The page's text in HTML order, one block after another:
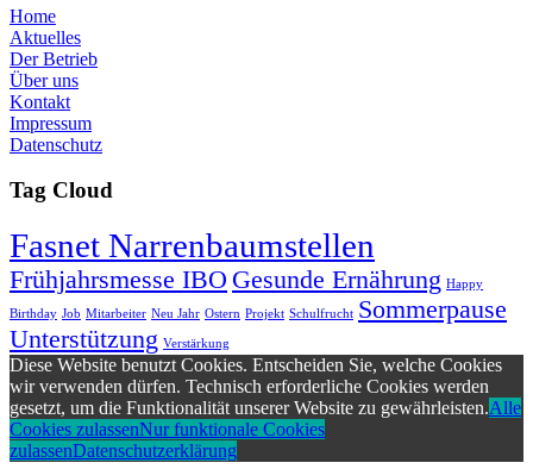
Home
Aktuelles
Der Betrieb
Über uns
Kontakt
Impressum
Datenschutz
Tag Cloud
Fasnet Narrenbaumstellen
Frühjahrsmesse IBO Gesunde Ernährung Happy
Birthday Job Mitarbeiter Neu Jahr Ostern Projekt Schulfrucht Sommerpause
Unterstützung Verstärkung
Diese Website benutzt Cookies. Entscheiden Sie, welche Cookies
wir verwenden dürfen. Technisch erforderliche Cookies werden
gesetzt, um die Funktionalität unserer Website zu gewährleisten.Alle
Cookies zulassenNur funktionale Cookies
zulassenDatenschutzerklärung